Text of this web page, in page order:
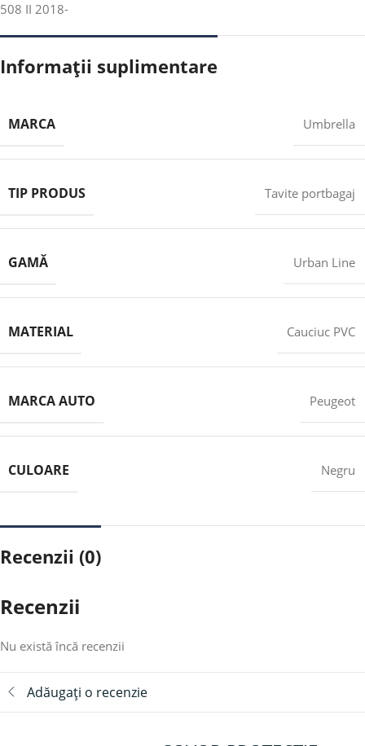
508 II 2018-
Informații suplimentare
MARCA Umbrella
TIP PRODUS Tavite portbagaj
GAMĂ Urban Line
MATERIAL Cauciuc PVC
MARCA AUTO Peugeot
CULOARE Negru
Recenzii (0)
Recenzii
Nu există încă recenzii
Adăugați o recenzie